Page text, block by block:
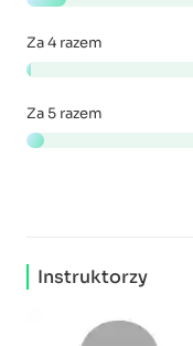
Za 4 razem
Za 5 razem
Instruktorzy